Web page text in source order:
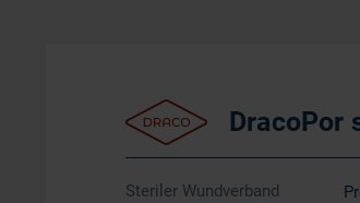
DracoPor
Steriler Wundverband